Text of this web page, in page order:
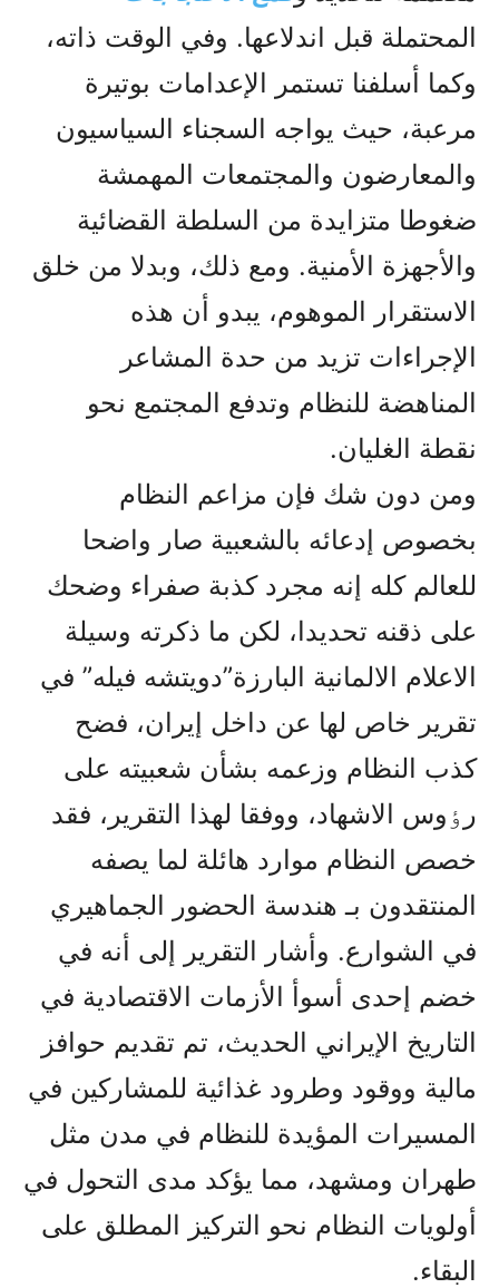
المحتملة قبل اندلاعها. وفي الوقت ذاته،
وکما أسلفنا تستمر الإعدامات بوتيرة
مرعبة، حيث يواجه السجناء السياسيون
والمعارضون والمجتمعات المهمشة
ضغوطا متزايدة من السلطة القضائية
والأجهزة الأمنية. ومع ذلك، وبدلا من خلق
الاستقرار الموهوم، يبدو أن هذه
الإجراءات تزيد من حدة المشاعر
المناهضة للنظام وتدفع المجتمع نحو
نقطة الغليان.
ومن دون شك فإن مزاعم النظام
بخصوص إدعائه بالشعبية صار واضحا
للعالم کله إنه مجرد کذبة صفراء وضحك
على ذقنه تحديدا، لکن ما ذکرته وسيلة
الاعلام الالمانية البارزة”دويتشە فيله” في
تقرير خاص لها عن داخل إيران، فضح
کذب النظام وزعمه بشأن شعبيته على
رٶوس الاشهاد، ووفقا لهذا التقرير، فقد
خصص النظام موارد هائلة لما يصفه
المنتقدون بـ هندسة الحضور الجماهيري
في الشوارع. وأشار التقرير إلى أنه في
خضم إحدى أسوأ الأزمات الاقتصادية في
التاريخ الإيراني الحديث، تم تقديم حوافز
مالية ووقود وطرود غذائية للمشاركين في
المسيرات المؤيدة للنظام في مدن مثل
طهران ومشهد، مما يؤكد مدى التحول في
أولويات النظام نحو التركيز المطلق على
البقاء.